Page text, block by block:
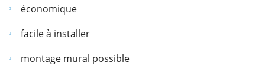
économique
facile à installer
montage mural possible